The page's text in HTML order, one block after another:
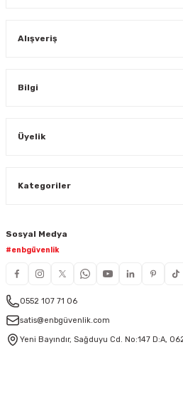
Alışveriş
Bilgi
Üyelik
Kategoriler
Sosyal Medya
#enbgüvenlik
0552 107 71 06
satis@enbgüvenlik.com
Yeni Bayındır, Sağduyu Cd. No:147 D:A,